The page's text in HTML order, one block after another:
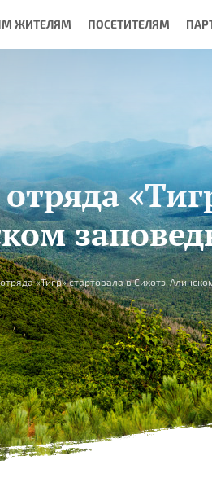
ЖИТЕЛЯМ ПОСЕТИТЕЛЯМ
«Тигр» стартовала в Сихотэ-